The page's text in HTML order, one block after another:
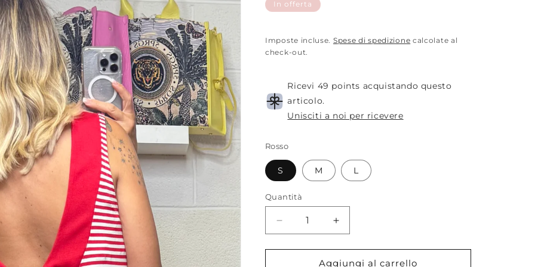
In offerta
Imposte incluse. Spese di spedizione calcolate al
check-out.
Ricevi 49 points acquistando questo
articolo.
Unisciti a noi per ricevere
Rosso
S M L
Quantità
Diminuisci
quantità
per
Aumenta
quantità
per
Front
Aggiungi al carrello